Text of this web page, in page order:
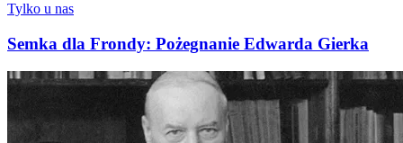
Tylko u nas
Semka dla Frondy: Pożegnanie Edwarda Gierka